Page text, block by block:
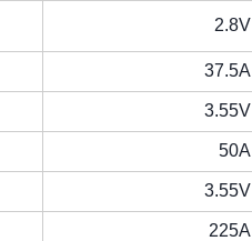
2.8V
37.5A
3.55V
50A
3.55V
225A